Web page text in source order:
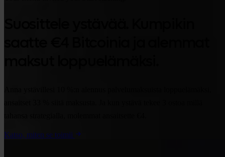
Katso, miten se toimii